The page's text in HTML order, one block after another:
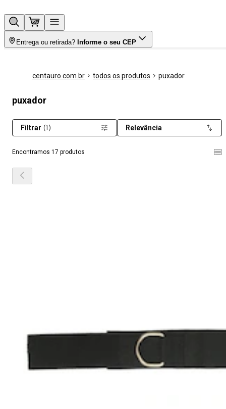
Entrega ou retirada? Informe o seu CEP
centauro.com.br todos os produtos puxador
puxador
Encontramos 17 produtos
Filtrar (1) Relevância